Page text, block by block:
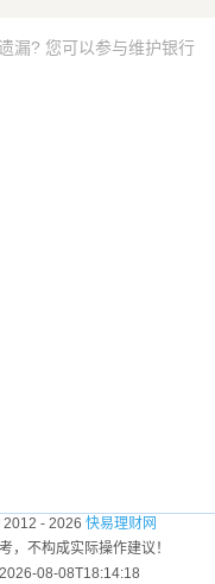
漏? 您可以参与维护银行
- 2026 快易理财网
，不构成实际操作建议！
08-08T18:14:18